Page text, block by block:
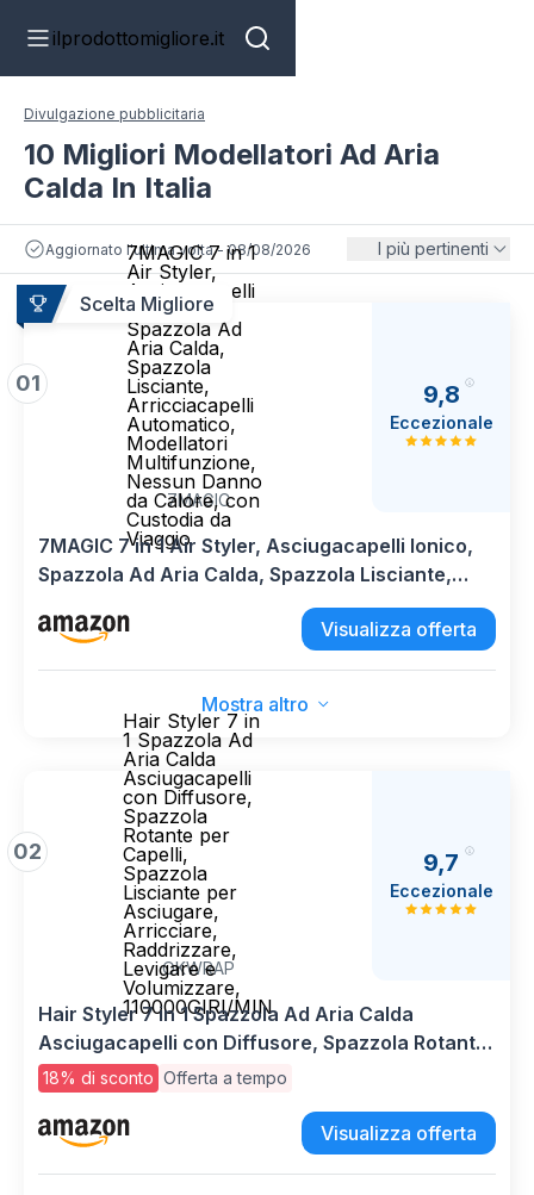
ilprodottomigliore.it
Divulgazione pubblicitaria
10 Migliori Modellatori Ad Aria
Calda In Italia
Aggiornato l'ultima volta - 08/08/2026 I più pertinenti
Scelta Migliore
01
7MAGIC 7 in 1
Air Styler,
Asciugacapelli
Ionico,
Spazzola Ad
Aria Calda,
Spazzola
Lisciante,
Arricciacapelli
Automatico,
Modellatori
Multifunzione,
Nessun Danno
da Calore, con
Custodia da
Viaggio
7MAGIC
9,8
Eccezionale
7MAGIC 7 in 1 Air Styler, Asciugacapelli Ionico,
Spazzola Ad Aria Calda, Spazzola Lisciante,
Arricciacapelli Automatico, Modellatori
Multifunzione, Nessun Danno da Calore, con
Visualizza offerta
Mostra altro
02
Hair Styler 7 in
1 Spazzola Ad
Aria Calda
Asciugacapelli
con Diffusore,
Spazzola
Rotante per
Capelli,
Spazzola
Lisciante per
Asciugare,
Arricciare,
Raddrizzare,
Levigare e
Volumizzare,
110000GIRI/MIN
OKWRAP
9,7
Eccezionale
Hair Styler 7 in 1 Spazzola Ad Aria Calda
Asciugacapelli con Diffusore, Spazzola Rotante
per Capelli, Spazzola Lisciante per Asciugare,
Arricciare, Raddrizzare, Levigare e
Volumizzare, 110000GIRI/MIN
18% di sconto Offerta a tempo
Visualizza offerta